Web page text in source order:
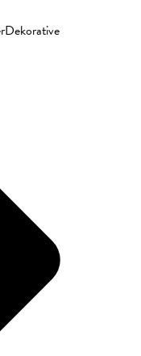
Dekorative